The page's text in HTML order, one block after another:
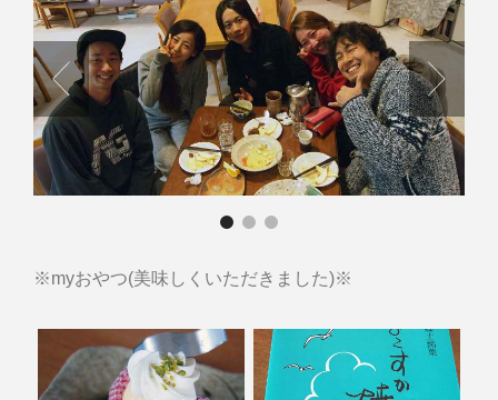
※myおやつ(美味しくいただきました)※